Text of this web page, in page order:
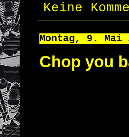
Keine
Montag, 9. Mai
Chop you